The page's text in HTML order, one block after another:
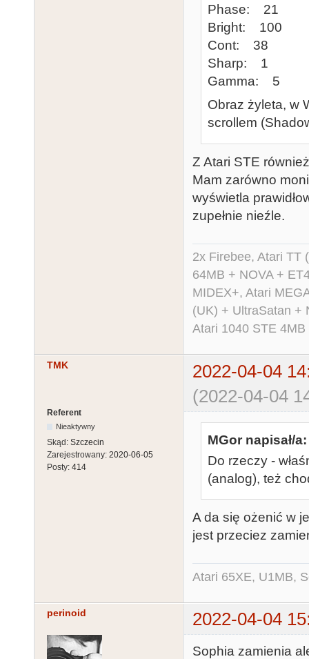
Phase: 21
Bright: 100
Cont: 38
Sharp: 1
Gamma: 5
Obraz żyleta, w
scrollem
Z Atari STE
Mam zarówno
wyświetla
zupełnie nieźle.
2x Firebee, Atari TT
64MB + NOVA +
MIDEX+, Atari
(UK) + UltraSatan +
Atari 1040 STE
TMK
2022-04-04
(2022-04-04
Referent
Nieaktywny
Skąd: Szczecin
Zarejestrowany: 2020-06-05
Posty: 414
MGor napisał/a:
Do rzeczy -
(analog), też
A da się ożenić w
jest przeciez
Atari 65XE, U1MB,
perinoid 2022-04-04
Sophia zamienia